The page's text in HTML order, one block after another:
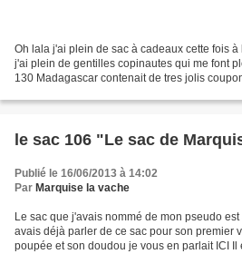
Oh lala j'ai plein de sac à cadeaux cette fois
j'ai plein de gentilles copinautes qui me font
130 Madagascar contenait de tres jolis
le sac 106 "Le sac de
Publié le 16/06/2013 à 14:02
Par Marquise la vache
Le sac que j'avais nommé de mon pseudo
avais déjà parler de ce sac pour son premier
poupée et son doudou je vous en parlait ICI Il